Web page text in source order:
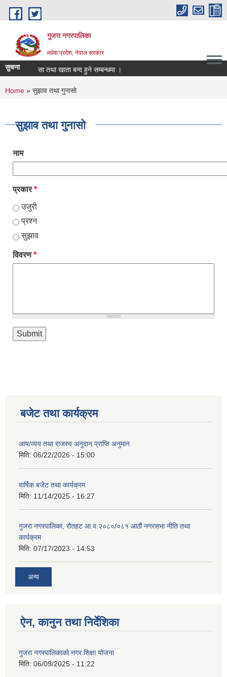
Skip to main content
गुजरा नगरपालिका
मधेश प्रदेश, नेपाल सरकार
सुचनानिकासा तथा खाता बन्द हुने सम्बन्धमा ।
You are here
Home » सुझाव तथा गुनासो
सुझाव तथा गुनासो
नाम
प्रकार*
उजुरी
प्रश्न
सुझाव
विवरण*
बजेट तथा कार्यक्रम
आय/व्यय तथा राजस्व अनुदान प्राप्ति अनुमान
मिति: 06/22/2026 - 15:00
वार्षिक बजेट तथा कार्यक्रम
मिति: 11/14/2025 - 16:27
गुजरा नगरपालिका, रौतहट आ.व.२०८०/०८१ आठौं नगरसभा नीति तथा
कार्यक्रम
मिति: 07/17/2023 - 14:53
अन्य
ऐन, कानुन तथा निर्देशिका
गुजरा नगरपालिकाको नगर शिक्षा योजना
मिति: 06/09/2025 - 11:22